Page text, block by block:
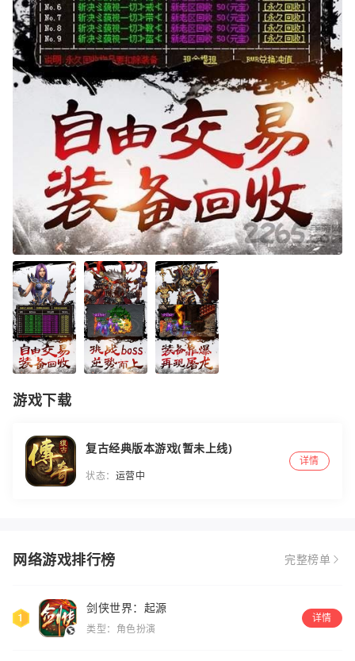
游戏下载
复古经典版本游戏(暂未上线)
状态： 运营中
详情
网络游戏排行榜 完整榜单
剑侠世界：起源
类型：角色扮演
详情